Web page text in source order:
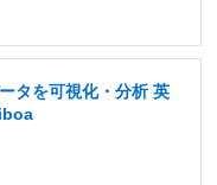
タを可視化・分析 英